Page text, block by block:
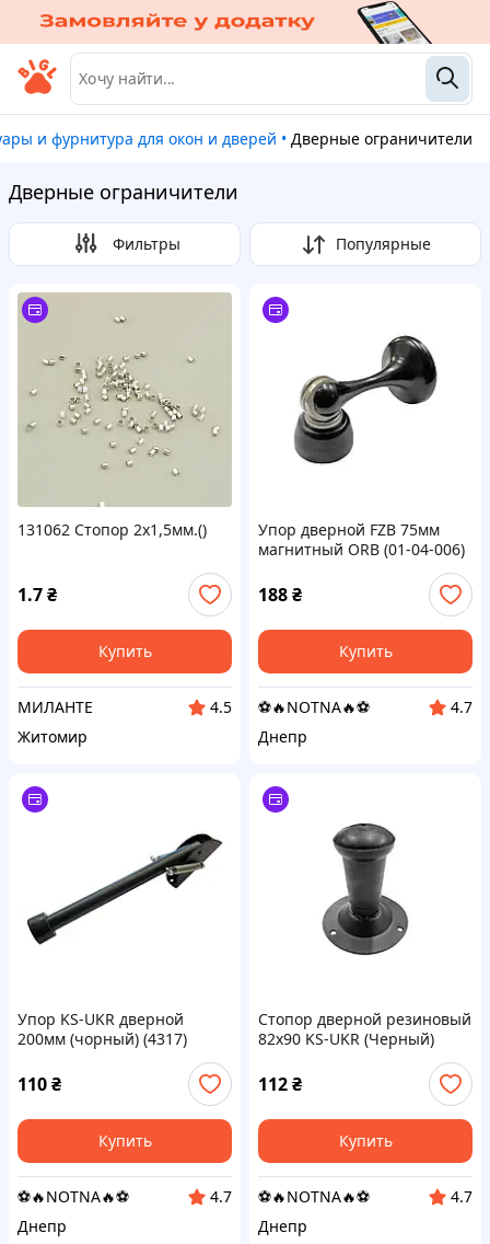
и фурнитура для окон и дверей • Дверные ограничители
Дверные ограничители
Фильтры Популярные
131062 Стопор 2х1,5мм.()
1.7₴
Купить
МИЛАНТЕ
4.5
Житомир
Упор дверной FZB 75мм
магнитный ORB (01-04-006)
188₴
Купить
⚽️🔥NOTNA🔥⚽️
4.7
Днепр
Упор KS-UKR дверной
200мм (чорный) (4317)
110₴
Купить
⚽️🔥NOTNA🔥⚽️
4.7
Днепр
Стопор дверной резиновый
82х90 KS-UKR (Черный)
112₴
Купить
⚽️🔥NOTNA🔥⚽️
4.7
Днепр